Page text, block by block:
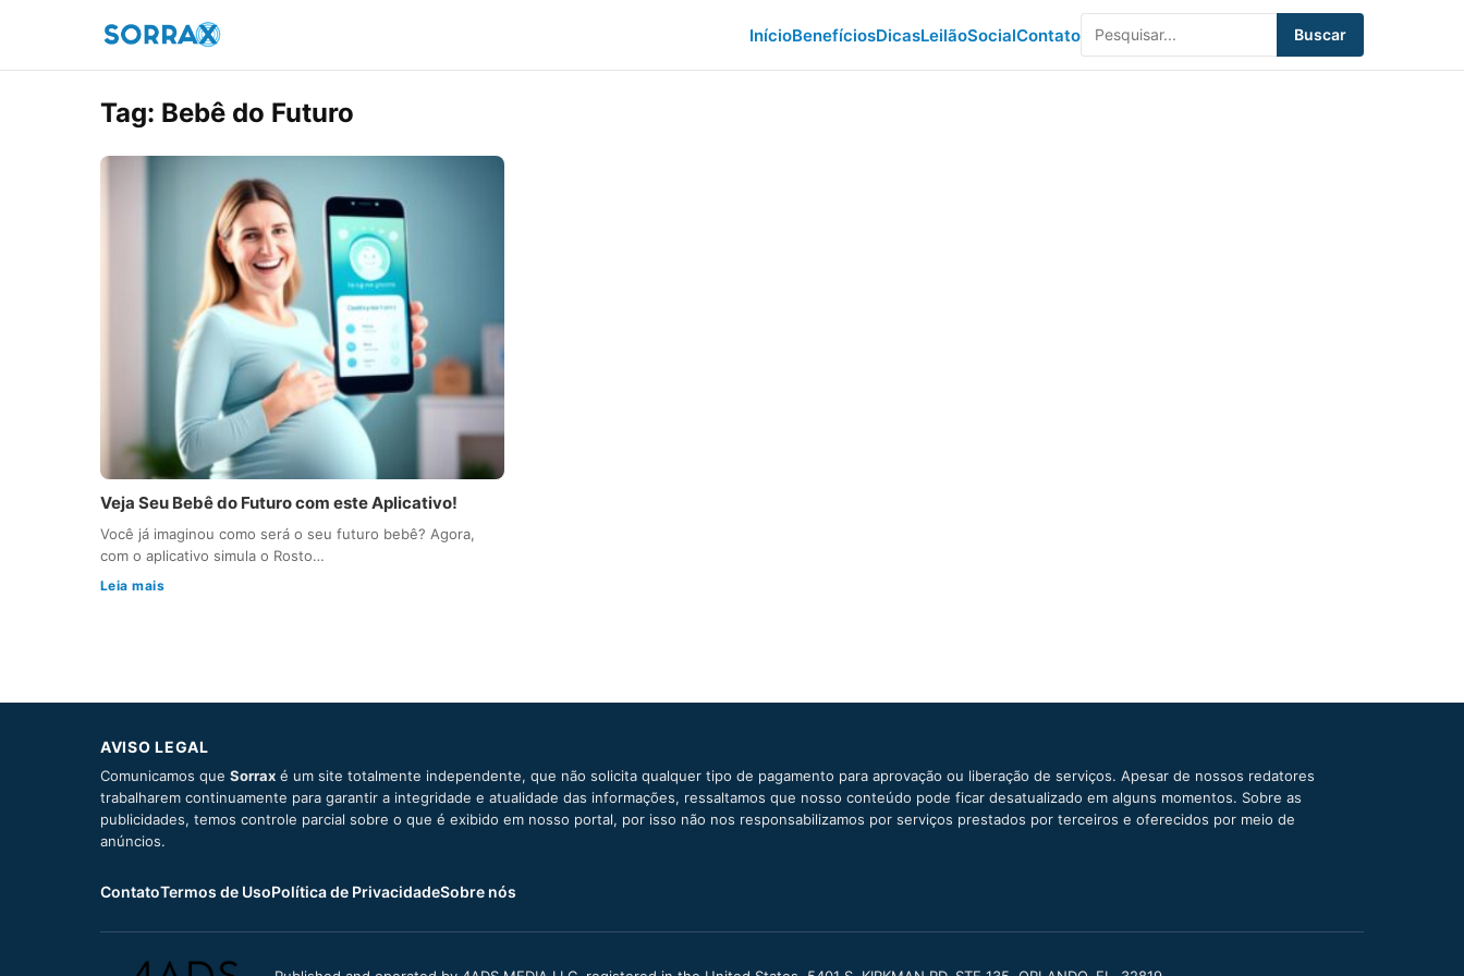
InícioBenefíciosDicasLeilãoSocialContato Buscar
Tag: Bebê do Futuro
Veja Seu Bebê do Futuro com este Aplicativo!
Você já imaginou como será o seu futuro bebê? Agora,
com o aplicativo simula o Rosto…
Leia mais
AVISO LEGAL
Comunicamos que Sorrax é um site totalmente independente, que não solicita qualquer tipo de pagamento para aprovação ou liberação de serviços. Apesar de nossos redatores
trabalharem continuamente para garantir a integridade e atualidade das informações, ressaltamos que nosso conteúdo pode ficar desatualizado em alguns momentos. Sobre as
publicidades, temos controle parcial sobre o que é exibido em nosso portal, por isso não nos responsabilizamos por serviços prestados por terceiros e oferecidos por meio de
anúncios.
ContatoTermos de UsoPolítica de PrivacidadeSobre nós